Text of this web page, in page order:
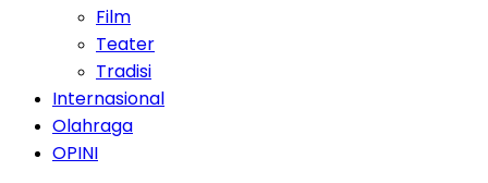
Film
Teater
Tradisi
Internasional
Olahraga
OPINI